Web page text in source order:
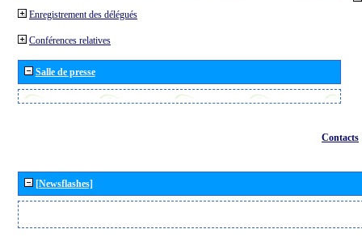
Enregistrement des délégués
Conférences relatives
Salle de presse
Contacts
[Newsflashes]